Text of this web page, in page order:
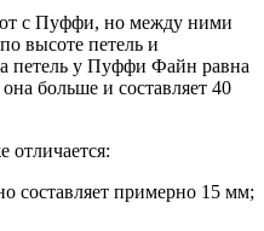
с Пуффи, но между ними
высоте петель и
петель у Пуффи Файн равна
больше и составляет 40
отличается:
составляет примерно 15 мм;